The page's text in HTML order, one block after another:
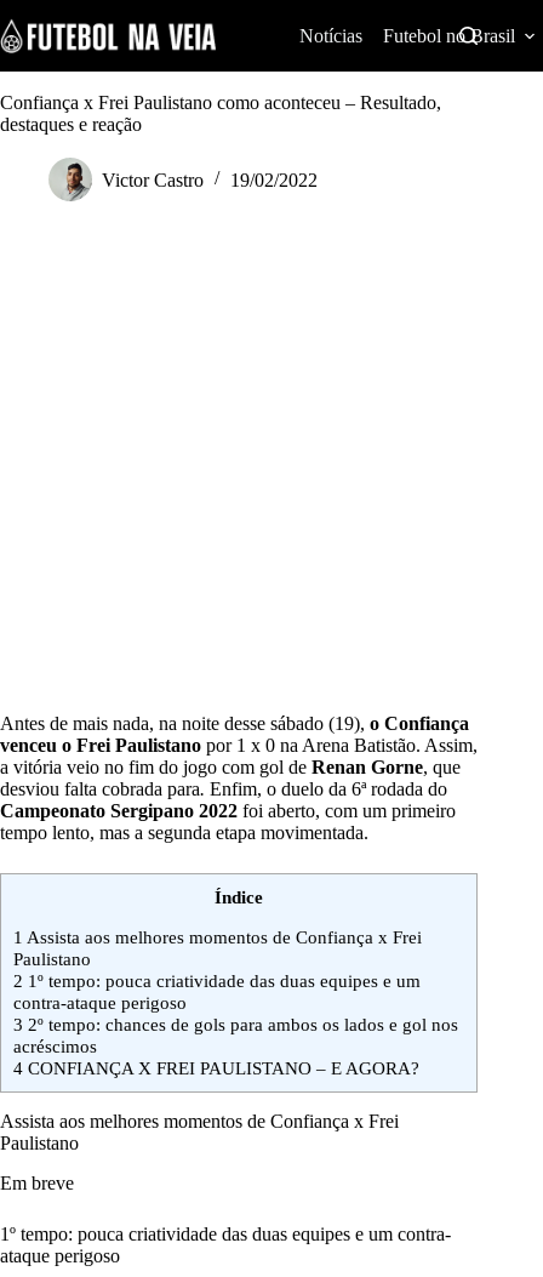
k
i
p
t
o
Notícias Futebol no Brasil
Confiança x Frei Paulistano como aconteceu – Resultado,
destaques e reação
Victor Castro 19/02/2022
Antes de mais nada, na noite desse sábado (19), o Confiança
venceu o Frei Paulistano por 1 x 0 na Arena Batistão. Assim,
a vitória veio no fim do jogo com gol de Renan Gorne, que
desviou falta cobrada para. Enfim, o duelo da 6ª rodada do
Campeonato Sergipano 2022 foi aberto, com um primeiro
tempo lento, mas a segunda etapa movimentada.
Índice
1 Assista aos melhores momentos de Confiança x Frei
Paulistano
2 1º tempo: pouca criatividade das duas equipes e um
contra-ataque perigoso
3 2º tempo: chances de gols para ambos os lados e gol nos
acréscimos
4 CONFIANÇA X FREI PAULISTANO – E AGORA?
Assista aos melhores momentos de Confiança x Frei
Paulistano
Em breve
1º tempo: pouca criatividade das duas equipes e um contra-
ataque perigoso